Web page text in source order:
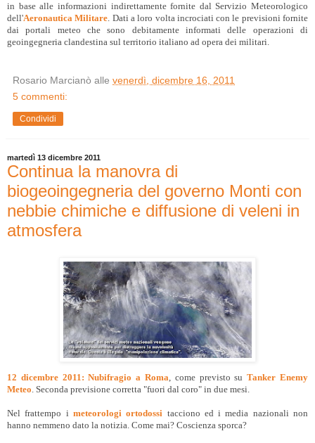
in base alle informazioni indirettamente fornite dal Servizio Meteorologico
dell'Aeronautica Militare. Dati a loro volta incrociati con le previsioni fornite
dai portali meteo che sono debitamente informati delle operazioni di
geoingegneria clandestina sul territorio italiano ad opera dei militari.
Rosario Marcianò alle venerdì, dicembre 16, 2011
5 commenti:
Condividi
martedì 13 dicembre 2011
Continua la manovra di
biogeoingegneria del governo Monti con
nebbie chimiche e diffusione di veleni in
atmosfera
12 dicembre 2011: Nubifragio a Roma, come previsto suTanker Enemy
Meteo. Seconda previsione corretta "fuori dal coro" in due mesi.
Nel frattempo i meteorologi ortodossi tacciono ed i media nazionali non
hanno nemmeno dato la notizia. Come mai? Coscienza sporca?